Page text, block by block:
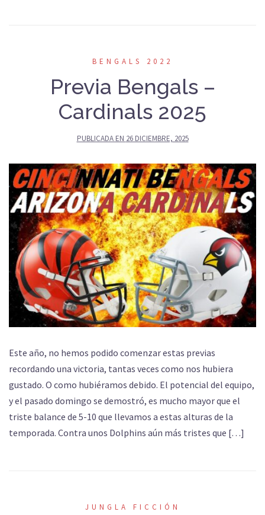
BENGALS 2022
Previa Bengals –
Cardinals 2025
PUBLICADA EN 26 DICIEMBRE, 2025
Este año, no hemos podido comenzar estas previas
recordando una victoria, tantas veces como nos hubiera
gustado. O como hubiéramos debido. El potencial del equipo,
y el pasado domingo se demostró, es mucho mayor que el
triste balance de 5-10 que llevamos a estas alturas de la
temporada. Contra unos Dolphins aún más tristes que […]
JUNGLA FICCIÓN